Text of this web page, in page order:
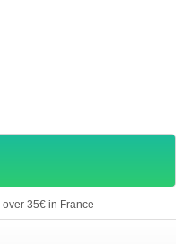
35€ in France